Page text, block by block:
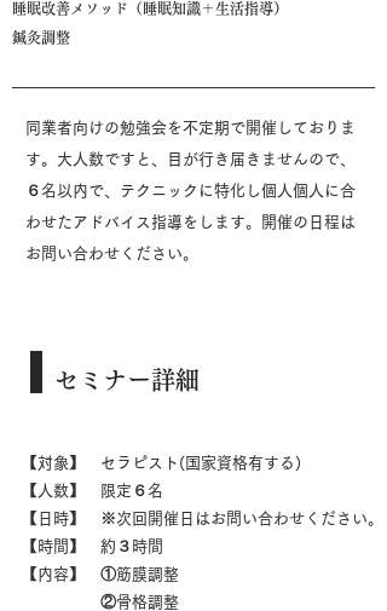
睡眠改善メソッド（睡眠知識＋生活指導）
​鍼灸調整
同業者向けの勉強会を不定期で開催しておりま
す。大人数ですと、目が行き届きませんので、
６名以内で、テクニックに特化し個人個人に合
わせたアドバイス指導をします。開催の日程は
お問い合わせください。
セミナー詳細
【対象】 セラピスト(国家資格有する)
【人数】 限定６名
【日時】 ※次回開催日はお問い合わせください。
【時間】 約３時間
【内容】 ①筋膜調整
②骨格調整